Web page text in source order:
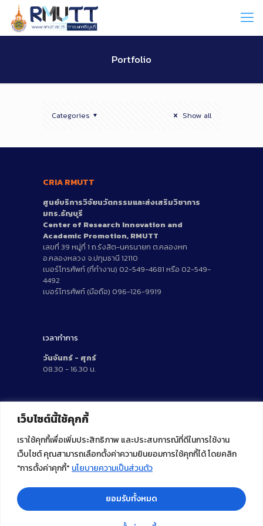
เว็บไซต์นี้ใช้คุกกี้
เราใช้คุกกี้เพื่อเพิ่มประสิทธิภาพ และประสบการณ์ที่ดีในการใช้งาน
เว็บไซต์ คุณสามารถเลือกตั้งค่าความยินยอมการใช้คุกกี้ได้ โดยคลิก
"การตั้งค่าคุกกี้" นโยบายความเป็นส่วนตัว
ยอมรับทั้งหมด
Content
Portfolio
Categories Show all
CRIA RMUTT
ศูนย์บริการวิจัยนวัตกรรมและส่งเสริมวิชาการ
มทร.ธัญบุรี
Center of Research Innovation and
Academic Promotion, RMUTT
เลขที่ 39 หมู่ที่ 1 ถ.รังสิต-นครนายก ต.คลองหก
อ.คลองหลวง จ.ปทุมธานี 12110
เบอร์โทรศัพท์ (ที่ทำงาน) 02-549-4681 หรือ 02-549-
4492
เบอร์โทรศัพท์ (มือถือ) 096-126-9919
เวลาทำการ
วันจันทร์ - ศุกร์
08.30 - 16.30 น.
สถิติผู้เยี่ยมชม
Center of Research Innovation and
Academic Promotion, RMUTT